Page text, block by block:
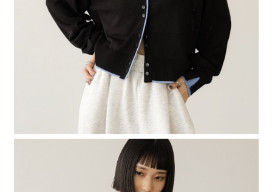
【注意事項】
１．透過由恩沛科技股份有限公司提供之「AFTEE先享後付」服務完成之交
易，需依本服務之必要範圍內提供個人資料，並將交易相關給付款項請求債
權轉讓予恩沛科技股份有限公司。
２．關於個人資料處理事宜，請瀏覽以下網址：
https://aftee.tw/terms/#terms3
３．未成年的使用者請事先徵得法定代理人或監護人之同意方可使用
「AFTEE先享後付」，若未經同意申辦者引起之損失，本公司不負相關責
４．使用「AFTEE先享後付」時，將依據個別帳號之用戶狀況，依本公司即
時審查核予不同之上限額度；若仍有額度不足之情形，本公司將視審查結果
５．嚴禁一人註冊多個帳號或使用他人資訊註冊。若發現惡意使用之情形，
恩沛科技股份有限公司將有權停止該用戶之使用額度並採取法律行動。